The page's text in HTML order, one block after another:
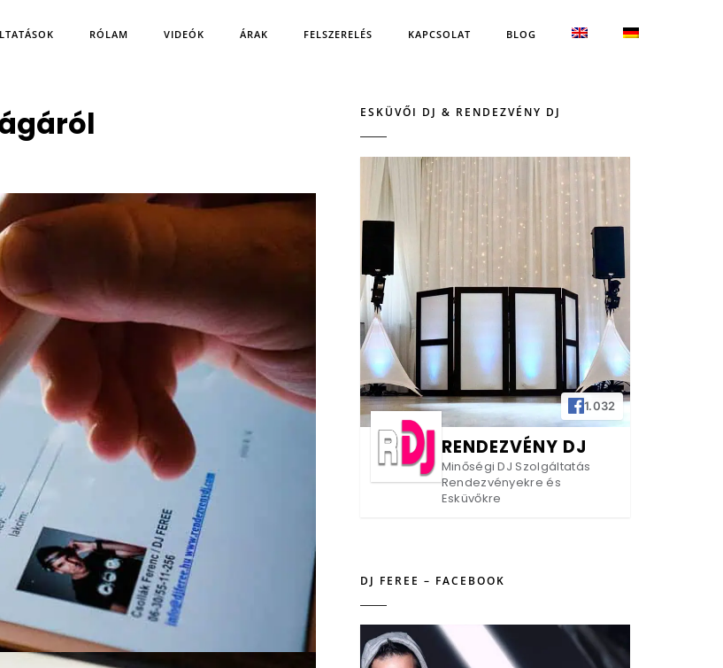
RÓLAM VIDEÓK ÁRAK FELSZERELÉS KAPCSOLAT BLOG
ESKÜVŐI DJ & RENDEZVÉNY DJ
1.032
RENDEZVÉNY DJ
Minőségi DJ Szolgáltatás
Rendezvényekre és
Esküvőkre
DJ FEREE – FACEBOOK